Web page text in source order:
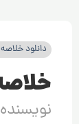
دانلود